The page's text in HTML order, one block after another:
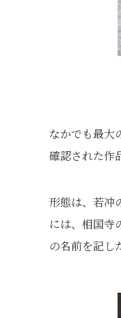
なかでも最大
確認された作
形態は、若冲
には、相国寺
の名前を記し